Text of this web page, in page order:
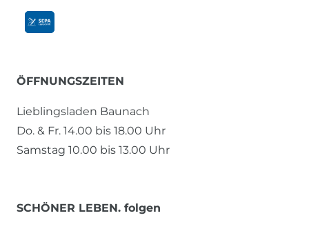
ÖFFNUNGSZEITEN
Lieblingsladen Baunach
Do. & Fr. 14.00 bis 18.00 Uhr
Samstag 10.00 bis 13.00 Uhr
SCHÖNER LEBEN. folgen